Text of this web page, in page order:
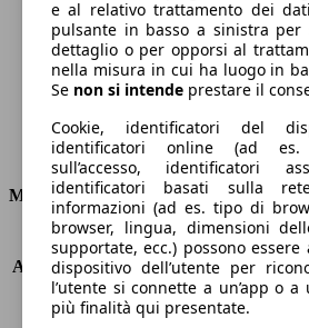
Consumi
Motore e Prestazioni
KW (PS)
85 kW (116
Accelerazione (0-100 km/h)
10.5s
Velocità massima (km/h)
195 km/h
Numero di marce
-
e al relativo trattamento dei
pulsante in basso a sinistra per
dettaglio o per opporsi al
nella misura in cui ha luogo in
Se non si intende prestare il
Cookie, identificatori del
identificatori online (ad es.
sull’accesso, identificatori
identificatori basati sulla
informazioni (ad es. tipo di
browser, lingua, dimensioni
supportate, ecc.) possono
dispositivo dell’utente per
l’utente si connette a un’app o
più finalità qui presentate.